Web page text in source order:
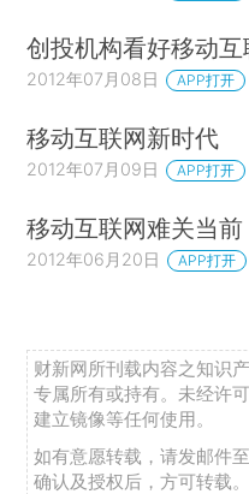
创投机构看好移动
2012年07月08日 APP打开
移动互联网新时代
2012年07月09日 APP打开
移动互联网难关当前
2012年06月20日 APP打开
财新网所刊载内容之知识
专属所有或持有。未经许
建立镜像等任何使用。
如有意愿转载，请发邮件至
确认及授权后，方可转载。